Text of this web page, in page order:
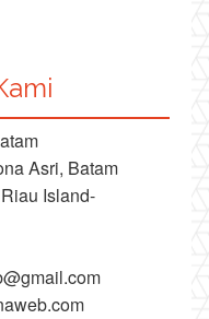
Asri, Batam
Island-